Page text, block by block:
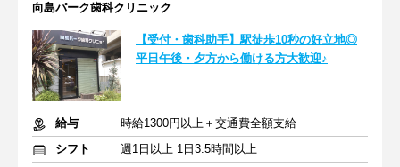
向島パーク歯科クリニック
【受付・歯科助手】駅徒歩10秒の好立地◎
平日午後・夕方から働ける方大歓迎♪
給与
時給1300円以上＋交通費全額支給
シフト
週1日以上 1日3.5時間以上